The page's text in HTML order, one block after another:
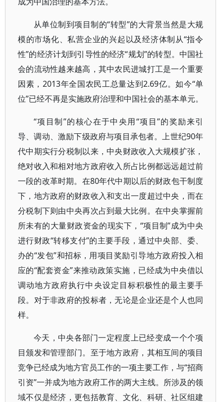
从单位制到项目制的“转型”的大背景当然是大规
模的市场化、私营企业的兴起以及经济体制从“指令
性”的经济计划到引导性的经济“规划”的转型。中国社
会的流动性越来越高，其中农民进城打工是一个重要
因素，2013年全国农民工总量达到2.69亿。如今“单
位”已经不再是实施政府治理和中国社会的基本单元。
“项目制”的核心在于中央用“项目”的奖励来引
导、调动、激励下级政府与项目承包者。上世纪90年
代中期实行分税制以来，中央财政收入大规模扩张，
绝对收入和相对地方政府收入所占比例都远远超过前
一段的改革时期。在80年代中期以后的财政包干制度
下，地方政府的财政收入和支出一度超过中央，而在
分税制下则由中央再次占到最大比例。在中央掌握前
所未有的大量财政资金的现实下，“项目制”成为中央
进行财政“转移支付”的主要手段，通过中央部、委、
办的“发包”和招标，用项目奖励引导地方政府投入相
应的“配套资金”来推动政策实施，已经成为中央借以
调动地方政府执行中央设定目标积极性的最主要手
段。对于非政府的投标者，无论是企业还是个人也同
样。
今天，中央各部门一定程度上已经变成一个个项
目颁发和管理部门。至于地方政府，其相互间的项目
竞争已经成为地方官员工作的一项主要工作，与“招商
引资”一并成为地方政府工作的两大主线。所涉及的领
域不仅是经济，更包括教育、文化、科研、社区组建